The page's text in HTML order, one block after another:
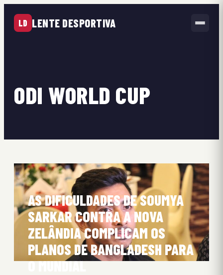
LD LENTE DESPORTIVA
ODI WORLD CUP
AS DIFICULDADES DE SOUMYA
SARKAR CONTRA A NOVA
ZELÂNDIA COMPLICAM OS
PLANOS DE BANGLADESH PARA
O MUNDIAL